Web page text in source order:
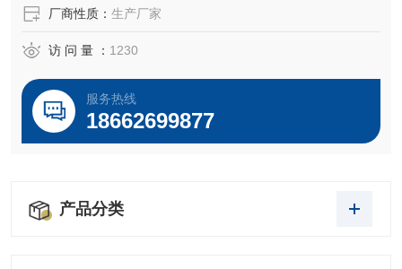
厂商性质： 生产厂家
访 问 量 ： 1230
服务热线
18662699877
产品分类